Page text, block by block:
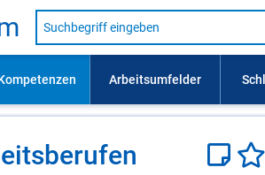
Suche
nach
Lehrausbildung,
usw.